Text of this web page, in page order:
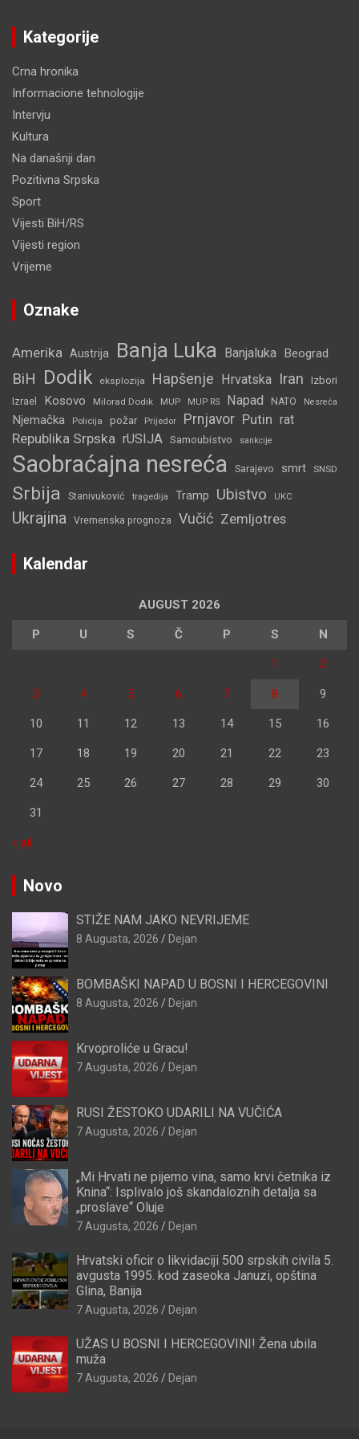
Kategorije
Crna hronika
Informacione tehnologije
Intervju
Kultura
Na današnji dan
Pozitivna Srpska
Sport
Vijesti BiH/RS
Vijesti region
Vrijeme
Oznake
Amerika Austrija Banja Luka Banjaluka Beograd
BiH Dodik eksplozija Hapšenje Hrvatska Iran Izbori
Izrael Kosovo Milorad Dodik MUP MUP RS Napad NATO Nesreća
Njemačka Policija požar Prijedor Prnjavor Putin rat
Republika Srpska rUSIJA Samoubistvo sankcije
Saobraćajna nesreća Sarajevo smrt SNSD
Srbija Stanivuković tragedija Tramp Ubistvo UKC
Ukrajina Vremenska prognoza Vučić Zemljotres
Kalendar
AUGUST 2026
P U S Č P S N
1 2
3 4 5 6 7 8 9
10 11 12 13 14 15 16
17 18 19 20 21 22 23
24 25 26 27 28 29 30
31
« jul
Novo
STIŽE NAM JAKO NEVRIJEME
8 Augusta, 2026 Dejan
BOMBAŠKI NAPAD U BOSNI I HERCEGOVINI
8 Augusta, 2026 Dejan
Krvoproliće u Gracu!
7 Augusta, 2026 Dejan
RUSI ŽESTOKO UDARILI NA VUČIĆA
7 Augusta, 2026 Dejan
„Mi Hrvati ne pijemo vina, samo krvi četnika iz
Knina“: Isplivalo još skandaloznih detalja sa
„proslave“ Oluje
7 Augusta, 2026 Dejan
Hrvatski oficir o likvidaciji 500 srpskih civila 5.
avgusta 1995. kod zaseoka Januzi, opština
Glina, Banija
7 Augusta, 2026 Dejan
UŽAS U BOSNI I HERCEGOVINI! Žena ubila
muža
7 Augusta, 2026 Dejan